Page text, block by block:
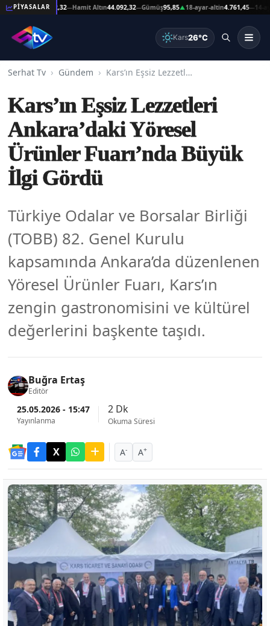
PİYASALAR
Altın44.092,32 —Hamit Altın 44.092,32—Gümüş95,85▲18-ayar-altin4.761,45—14-ayar-
Kars26°C
Serhat Tv Gündem Kars’ın Eşsiz Lezzetleri Ankara’daki Yöresel Ürünler Fuarı’nda Büyük İlgi Gördü
Kars’ın Eşsiz Lezzetleri
Ankara’daki Yöresel
Ürünler Fuarı’nda Büyük
İlgi Gördü
Türkiye Odalar ve Borsalar Birliği
(TOBB) 82. Genel Kurulu
kapsamında Ankara’da düzenlenen
Yöresel Ürünler Fuarı, Kars’ın
zengin gastronomisini ve kültürel
değerlerini başkente taşıdı.
Buğra Ertaş
Editör
25.05.2026 - 15:47
Yayınlanma
2 Dk
Okuma Süresi
A- A+